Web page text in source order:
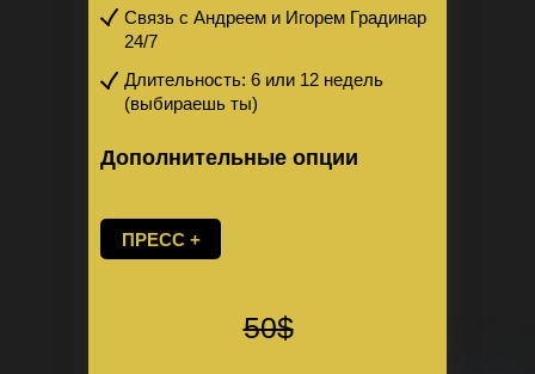
Связь с Андреем и Игорем Градинар
24/7
Длительность: 6 или 12 недель
(выбираешь ты)
Дополнительные опции
50$
ПРЕСС +